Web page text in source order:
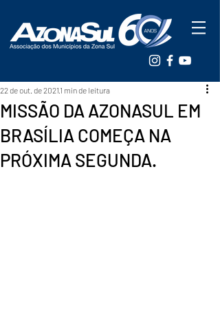
MISSÃO DA AZONASUL EM
BRASÍLIA COMEÇA NA
PRÓXIMA SEGUNDA.
22 de out. de 2021 1 min de leitura